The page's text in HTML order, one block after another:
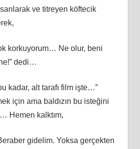
ve titreyen köftecik
korkuyorum… Ne olur, beni
dedi…
kadar, alt tarafı film işte…”
için ama baldızın bu isteğini
Hemen kalktım,
gidelim. Yoksa gerçekten